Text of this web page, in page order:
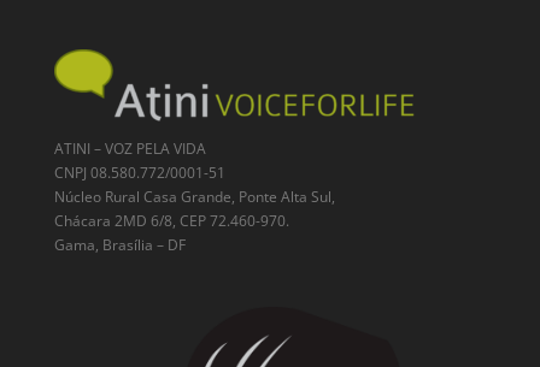
ATINI – VOZ PELA VIDA
CNPJ 08.580.772/0001-51
Núcleo Rural Casa Grande, Ponte Alta Sul,
Chácara 2MD 6/8, CEP 72.460-970.
Gama, Brasília – DF